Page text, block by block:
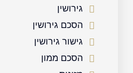
גירושין
הסכם גירושין
גישור גירושין
הסכם ממון